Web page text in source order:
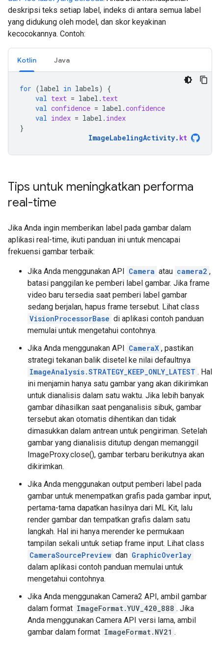
deskripsi teks setiap label, indeks di antara semua label
yang didukung oleh model, dan skor keyakinan
kecocokannya. Contoh:
Kotlin Java
for (label in labels)
{
val text = label . text
val confidence = label .confidence
val index = label . index
}
ImageLabelingActivity. kt
Tips untuk meningkatkan performa
real-time
Jika Anda ingin memberikan label pada gambar dalam
aplikasi real-time, ikuti panduan ini untuk mencapai
frekuensi gambar terbaik:
Jika Anda menggunakan API Camera atau camera2 ,
batasi panggilan ke pemberi label gambar. Jika frame
video baru tersedia saat pemberi label gambar
sedang berjalan, hapus frame tersebut. Lihat class
VisionProcessorBase di aplikasi contoh panduan
memulai untuk mengetahui contohnya.
Jika Anda menggunakan API CameraX , pastikan
strategi tekanan balik disetel ke nilai defaultnya
ImageAnalysis.STRATEGY_KEEP_ONLY_LATEST . Hal
ini menjamin hanya satu gambar yang akan dikirimkan
untuk dianalisis dalam satu waktu. Jika lebih banyak
gambar dihasilkan saat penganalisis sibuk, gambar
tersebut akan otomatis dihentikan dan tidak
dimasukkan dalam antrean untuk pengiriman. Setelah
gambar yang dianalisis ditutup dengan memanggil
ImageProxy.close(), gambar terbaru berikutnya akan
dikirimkan.
Jika Anda menggunakan output pemberi label pada
gambar untuk menempatkan grafis pada gambar input,
pertama-tama dapatkan hasilnya dari ML Kit, lalu
render gambar dan tempatkan grafis dalam satu
langkah. Hal ini hanya merender ke permukaan
tampilan sekali untuk setiap frame input. Lihat class
CameraSourcePreview dan GraphicOverlay
dalam aplikasi contoh panduan memulai untuk
mengetahui contohnya.
Jika Anda menggunakan Camera2 API, ambil gambar
dalam format ImageFormat.YUV_420_888 . Jika
Anda menggunakan Camera API versi lama, ambil
gambar dalam format ImageFormat.NV21 .